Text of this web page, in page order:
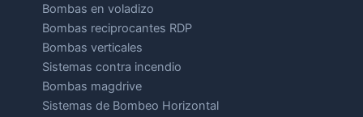
Bombas en voladizo
Bombas reciprocantes RDP
Bombas verticales
Sistemas contra incendio
Bombas magdrive
Sistemas de Bombeo Horizontal